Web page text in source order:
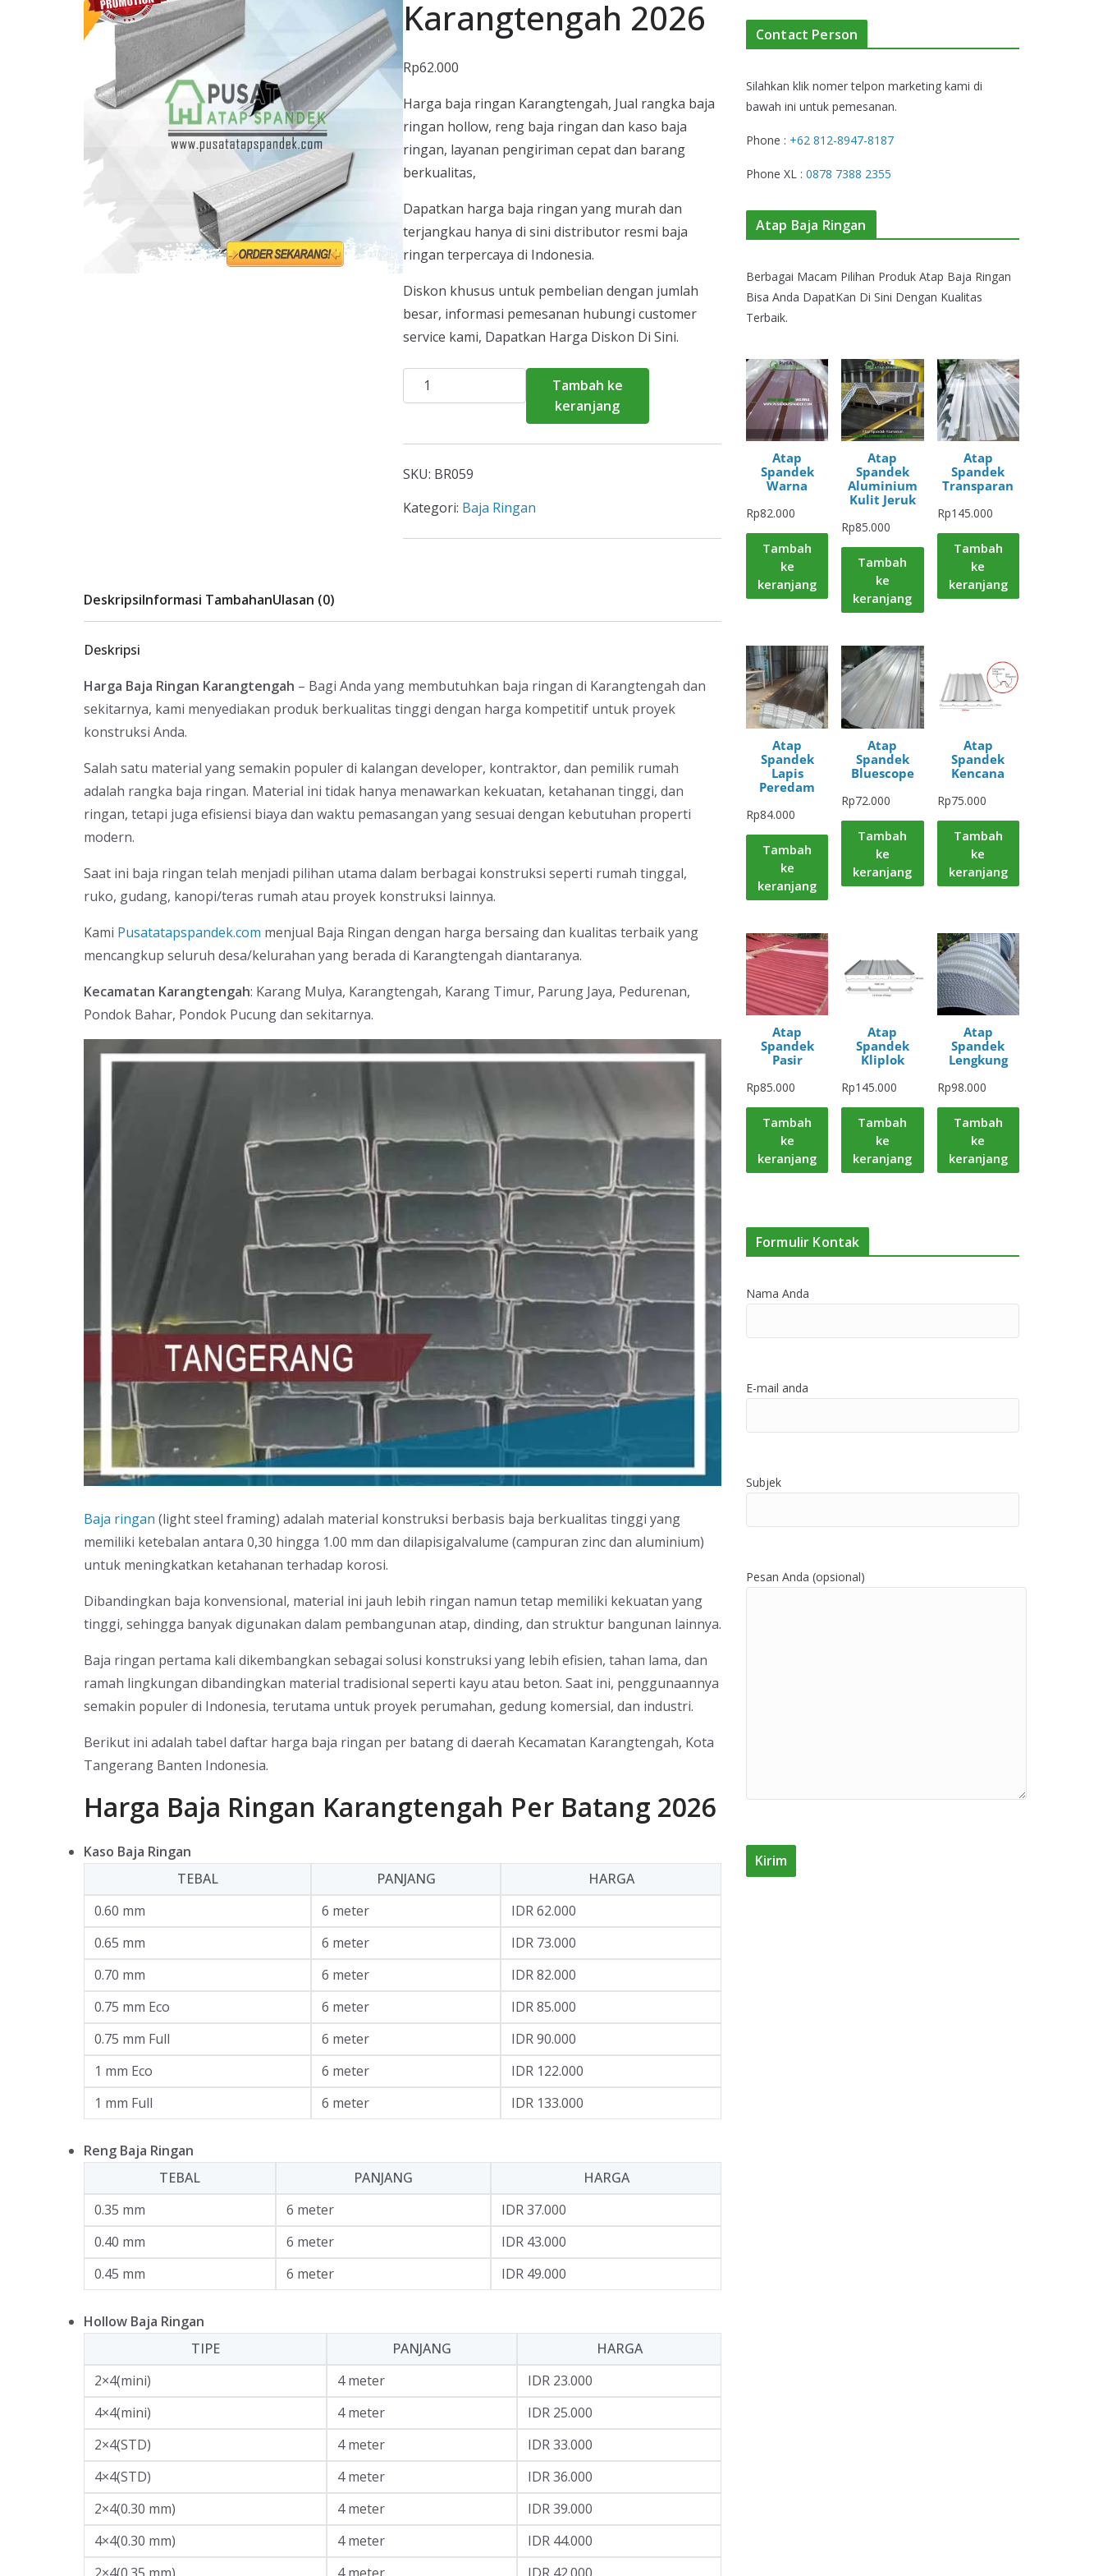
Karangtengah 2026
Rp62.000
Harga baja ringan Karangtengah, Jual rangka baja
ringan hollow, reng baja ringan dan kaso baja
ringan, layanan pengiriman cepat dan barang
berkualitas,
Dapatkan harga baja ringan yang murah dan
terjangkau hanya di sini distributor resmi baja
ringan terpercaya di Indonesia.
Diskon khusus untuk pembelian dengan jumlah
besar, informasi pemesanan hubungi customer
service kami, Dapatkan Harga Diskon Di Sini.
Kuantitas
Harga
2026
Tambah ke
keranjang
SKU: BR059
Kategori: Baja Ringan
DeskripsiInformasi TambahanUlasan (0)
Deskripsi
Harga Baja Ringan Karangtengah – Bagi Anda yang membutuhkan baja ringan di Karangtengah dan
sekitarnya, kami menyediakan produk berkualitas tinggi dengan harga kompetitif untuk proyek
konstruksi Anda.
Salah satu material yang semakin populer di kalangan developer, kontraktor, dan pemilik rumah
adalah rangka baja ringan. Material ini tidak hanya menawarkan kekuatan, ketahanan tinggi, dan
ringan, tetapi juga efisiensi biaya dan waktu pemasangan yang sesuai dengan kebutuhan properti
modern.
Saat ini baja ringan telah menjadi pilihan utama dalam berbagai konstruksi seperti rumah tinggal,
ruko, gudang, kanopi/teras rumah atau proyek konstruksi lainnya.
Kami Pusatatapspandek.com menjual Baja Ringan dengan harga bersaing dan kualitas terbaik yang
mencangkup seluruh desa/kelurahan yang berada di Karangtengah diantaranya.
Kecamatan Karangtengah: Karang Mulya, Karangtengah, Karang Timur, Parung Jaya, Pedurenan,
Pondok Bahar, Pondok Pucung dan sekitarnya.
Baja ringan (light steel framing) adalah material konstruksi berbasis baja berkualitas tinggi yang
memiliki ketebalan antara 0,30 hingga 1.00 mm dan dilapisigalvalume (campuran zinc dan aluminium)
untuk meningkatkan ketahanan terhadap korosi.
Dibandingkan baja konvensional, material ini jauh lebih ringan namun tetap memiliki kekuatan yang
tinggi, sehingga banyak digunakan dalam pembangunan atap, dinding, dan struktur bangunan lainnya.
Baja ringan pertama kali dikembangkan sebagai solusi konstruksi yang lebih efisien, tahan lama, dan
ramah lingkungan dibandingkan material tradisional seperti kayu atau beton. Saat ini, penggunaannya
semakin populer di Indonesia, terutama untuk proyek perumahan, gedung komersial, dan industri.
Berikut ini adalah tabel daftar harga baja ringan per batang di daerah Kecamatan Karangtengah, Kota
Tangerang Banten Indonesia.
Harga Baja Ringan Karangtengah Per Batang 2026
Kaso Baja Ringan
TEBAL
PANJANG
HARGA
0.60 mm
6 meter
IDR 62.000
0.65 mm
6 meter
IDR 73.000
0.70 mm
6 meter
IDR 82.000
0.75 mm Eco
6 meter
IDR 85.000
0.75 mm Full
6 meter
IDR 90.000
1 mm Eco
6 meter
IDR 122.000
1 mm Full
6 meter IDR 133.000
Reng Baja Ringan
TEBAL
PANJANG
HARGA
0.35 mm
6 meter
IDR 37.000
0.40 mm
6 meter
IDR 43.000
0.45 mm
6 meter IDR 49.000
Hollow Baja Ringan
TIPE
PANJANG
HARGA
2×4(mini)
4 meter
IDR 23.000
4×4(mini)
4 meter
IDR 25.000
2×4(STD)
4 meter
IDR 33.000
4×4(STD)
4 meter
IDR 36.000
2×4(0.30 mm)
4 meter
IDR 39.000
4×4(0.30 mm)
4 meter
IDR 44.000
Contact Person
Silahkan klik nomer telpon marketing kami di
bawah ini untuk pemesanan.
Phone : +62 812-8947-8187
Phone XL : 0878 7388 2355
Atap Baja Ringan
Berbagai Macam Pilihan Produk Atap Baja Ringan
Bisa Anda DapatKan Di Sini Dengan Kualitas
Terbaik.
Atap
Spandek
Warna
Rp82.000
Tambah
ke
keranjang
Atap
Spandek
Aluminium
Kulit Jeruk
Rp85.000
Tambah
ke
keranjang
Atap
Spandek
Transparan
Rp145.000
Tambah
ke
keranjang
Atap
Spandek
Lapis
Peredam
Rp84.000
Tambah
ke
keranjang
Atap
Spandek
Bluescope
Rp72.000
Tambah
ke
keranjang
Atap
Spandek
Kencana
Rp75.000
Tambah
ke
keranjang
Atap
Spandek
Pasir
Rp85.000
Tambah
ke
keranjang
Atap
Spandek
Kliplok
Rp145.000
Tambah
ke
keranjang
Atap
Spandek
Lengkung
Rp98.000
Tambah
ke
keranjang
Formulir Kontak
Nama Anda
E-mail anda
Subjek
Pesan Anda (opsional)